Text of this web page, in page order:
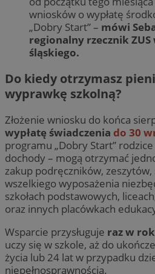
wniosków o wypłatę
„Dobry Start” – mówi
regionalny rzecznik
śląskiego.
Do kiedy otrzymasz
wyprawkę szkolną?
Złożenie wniosku do końca
wypłatę świadczenia do 30
programu „Dobry Start”
dochody – mogą otrzymać
zakup podręczników,
wszelkiego wyposażenia
szkołach podstawowych,
oraz innych placówkach
Wsparcie przysługuje raz w
uczy się w szkole, aż do
życia lub 24 lat w przypadku
niepełnosprawnością.